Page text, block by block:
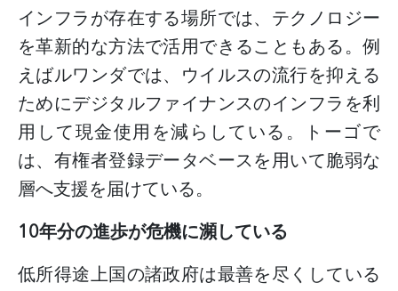
インフラが存在する場所では、テクノロジー
を革新的な方法で活用できることもある。例
えばルワンダでは、ウイルスの流行を抑える
ためにデジタルファイナンスのインフラを利
用して現金使用を減らしている。トーゴで
は、有権者登録データベースを用いて脆弱な
層へ支援を届けている。
10年分の進歩が危機に瀕している
低所得途上国の諸政府は最善を尽くしている